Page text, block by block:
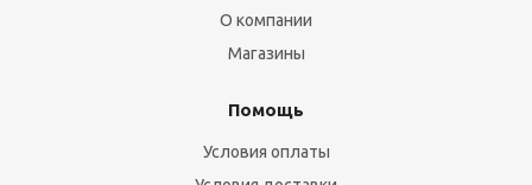
О компании
Магазины
Помощь
Условия оплаты